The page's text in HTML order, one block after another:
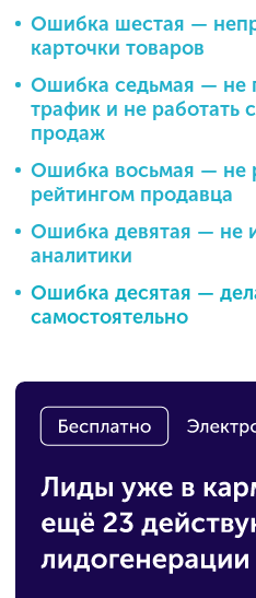
Ошибка шестая —
карточки товаров
Ошибка седьмая — не
трафик и не работать
продаж
Ошибка восьмая — не
рейтингом продавца
Ошибка девятая — не
аналитики
Ошибка десятая —
самостоятельно